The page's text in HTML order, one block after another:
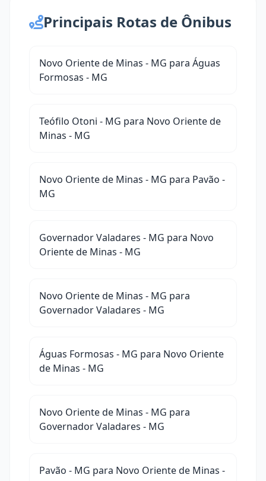
Principais Rotas de Ônibus
Novo Oriente de Minas - MG para Águas
Formosas - MG
Teófilo Otoni - MG para Novo Oriente de
Minas - MG
Novo Oriente de Minas - MG para Pavão -
MG
Governador Valadares - MG para Novo
Oriente de Minas - MG
Novo Oriente de Minas - MG para
Governador Valadares - MG
Águas Formosas - MG para Novo Oriente
de Minas - MG
Novo Oriente de Minas - MG para
Governador Valadares - MG
Pavão - MG para Novo Oriente de Minas -